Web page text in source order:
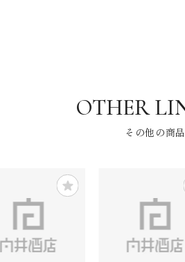
その他の商品